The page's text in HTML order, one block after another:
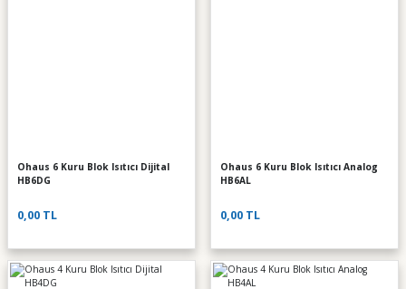
Ohaus 6 Kuru Blok Isıtıcı Dijital
HB6DG
0,00 TL
Ohaus 6 Kuru Blok Isıtıcı Analog
HB6AL
0,00 TL